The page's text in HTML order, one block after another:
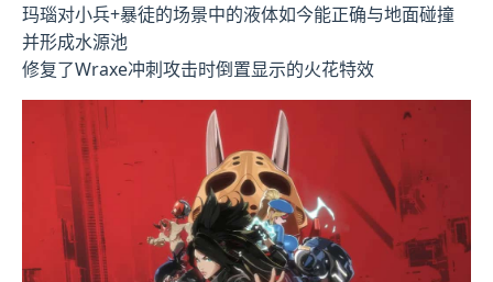
玛瑙对小兵+暴徒的场景中的液体如今能正确与地面碰撞
并形成水源池
修复了Wraxe冲刺攻击时倒置显示的火花特效